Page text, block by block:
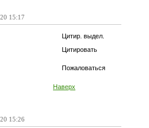
15:17
Цитир. выдел.
Цитировать
Пожаловаться
Наверх
15:26